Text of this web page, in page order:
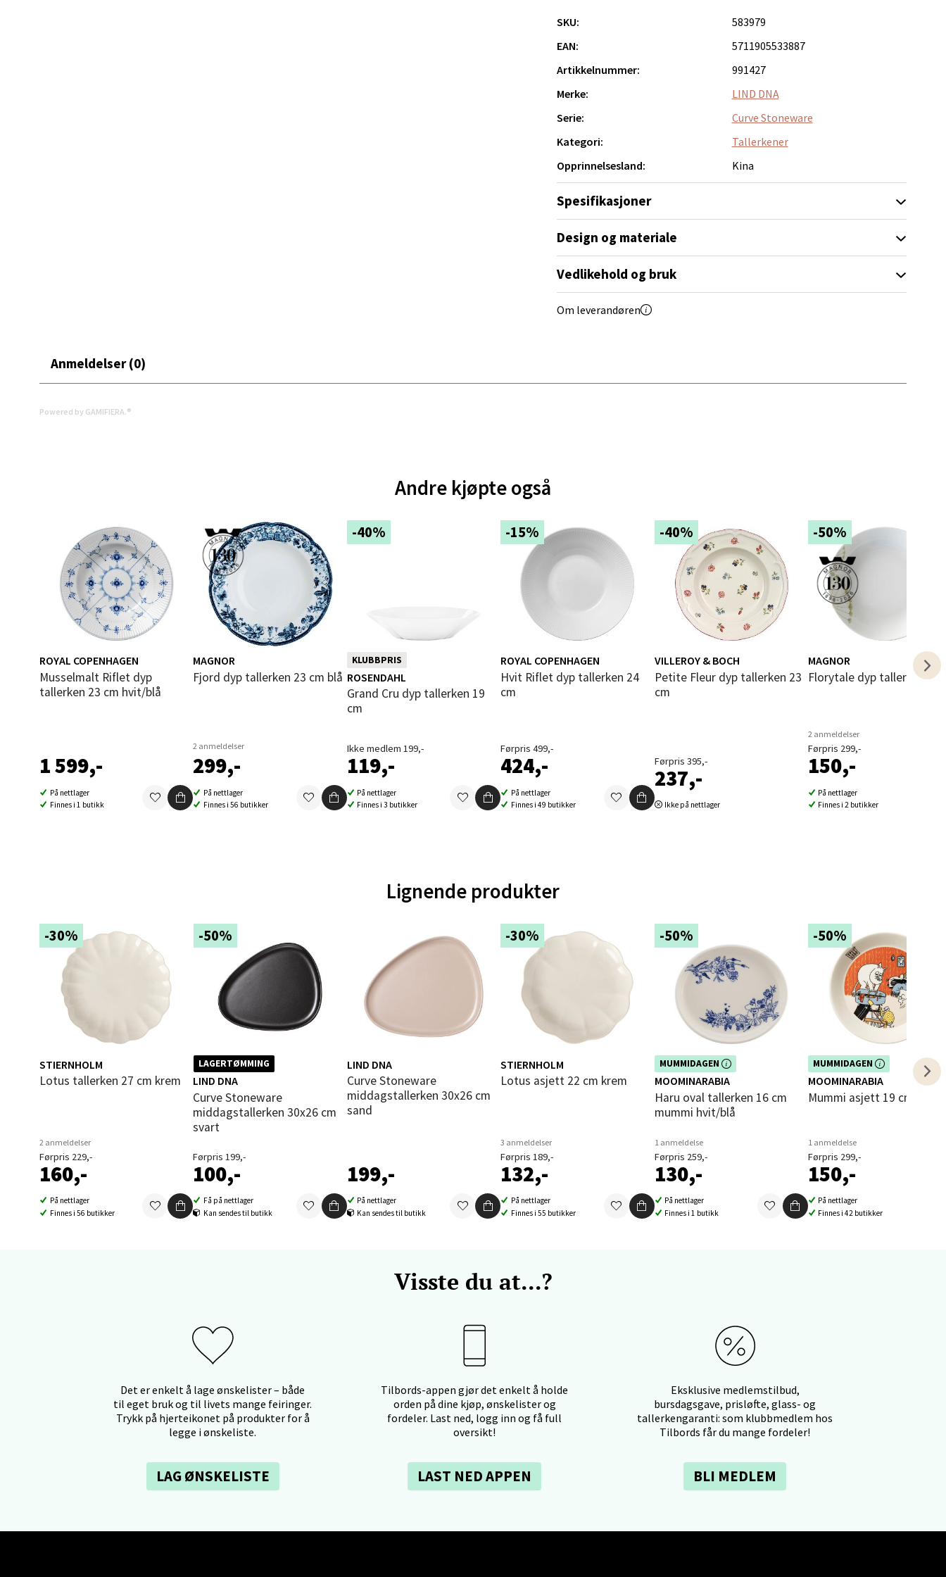
SKU:
583979
EAN:
5711905533887
Artikkelnummer:
991427
Merke:
LIND DNA
Serie:
Curve Stoneware
Kategori:
Tallerkener
Opprinnelsesland:
Kina
Spesifikasjoner
Design og materiale
Vedlikehold og bruk
Om leverandøren
Anmeldelser (0)
Powered by GAMIFIERA.®
Andre kjøpte også
ROYAL COPENHAGEN
Musselmalt Riflet dyp
tallerken 23 cm hvit/blå
1 599,-
På nettlager
Finnes i 1 butikk
MAGNOR
Fjord dyp tallerken 23 cm blå
2 anmeldelser
299,-
På nettlager
Finnes i 56 butikker
-40%
KLUBBPRIS
ROSENDAHL
Grand Cru dyp tallerken 19
cm
Ikke medlem 199,-
119,-
På nettlager
Finnes i 3 butikker
-15%
ROYAL COPENHAGEN
Hvit Riflet dyp tallerken 24
cm
Førpris 499,-
424,-
På nettlager
Finnes i 49 butikker
-40%
VILLEROY & BOCH
Petite Fleur dyp tallerken 23
cm
Førpris 395,-
237,-
Ikke på nettlager
-50%
MAGNOR
Florytale dyp tallerken 20
2 anmeldelser
Førpris 299,-
150,-
På nettlager
Finnes i 2 butikker
Lignende produkter
-30%
STIERNHOLM
Lotus tallerken 27 cm krem
2 anmeldelser
Førpris 229,-
160,-
På nettlager
Finnes i 56 butikker
-50%
LAGERTØMMING
LIND DNA
Curve Stoneware
middagstallerken 30x26 cm
svart
Førpris 199,-
100,-
Få på nettlager
Kan sendes til butikk
LIND DNA
Curve Stoneware
middagstallerken 30x26 cm
sand
199,-
På nettlager
Kan sendes til butikk
-30%
STIERNHOLM
Lotus asjett 22 cm krem
3 anmeldelser
Førpris 189,-
132,-
På nettlager
Finnes i 55 butikker
-50%
MUMMIDAGEN
Dette produktet er inkludert i vår
kampanje. Benytt deg av rabatten i
dag!
MOOMINARABIA
Haru oval tallerken 16 cm
mummi hvit/blå
1 anmeldelse
Førpris 259,-
130,-
På nettlager
Finnes i 1 butikk
-50%
MUMMIDAGEN
Dette produktet er inkludert i vår
kampanje. Benytt deg av rabatten i
dag!
MOOMINARABIA
Mummi asjett 19 cm
1 anmeldelse
Førpris 299,-
150,-
På nettlager
Finnes i 42 butikker
Visste du at...?
Det er enkelt å lage ønskelister – både
til eget bruk og til livets mange feiringer.
Trykk på hjerteikonet på produkter for å
legge i ønskeliste.
LAG ØNSKELISTE
Tilbords-appen gjør det enkelt å holde
orden på dine kjøp, ønskelister og
fordeler. Last ned, logg inn og få full
oversikt!
LAST NED APPEN
Eksklusive medlemstilbud,
bursdagsgave, prisløfte, glass- og
tallerkengaranti: som klubbmedlem hos
Tilbords får du mange fordeler!
BLI MEDLEM
Velg
Bergen - Oasen Senter
Folke Bernadottes vei 52, 5147 Fyllingsdalen
Åpent i dag 10-21
0 i butikk
Velg
Oppdal - Aunasenteret
Aunasenteret, Sunndalsvegen 3, 7340 Oppdal
Åpent i dag 10-19
Orkanger - Thon Senter Orkanger
Brodtkorbsgate 7, 1338 Sandvika
Åpent i dag 10-21
0 i butikk
Velg
Bergen - Thon Senter Sartor
Sartorvegen 12, 5353 Straume
Åpent i dag 10-21
0 i butikk
Trondheim - Sirkus Shopping
Falkenborgveien 5, 7044 Trondheim
Åpent i dag 09-21
Ski Storsenter, Jernbanesvingen 6, 1400 Ski
Sortland - Sortland Storsenter